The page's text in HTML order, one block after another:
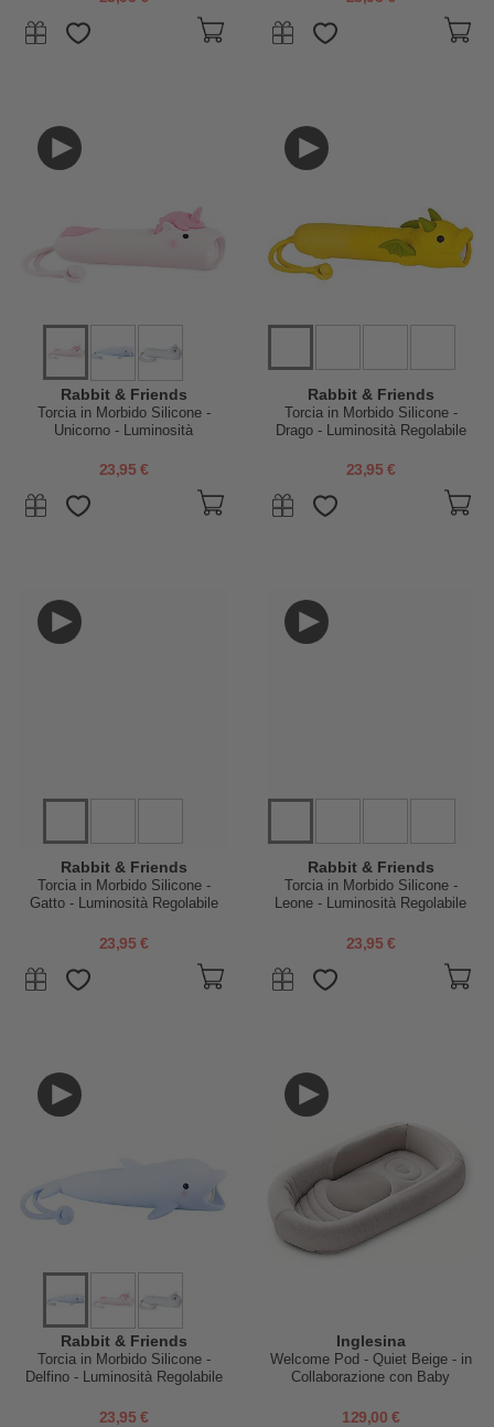
Rabbit & Friends
Torcia in Morbido Silicone -
Unicorno - Luminosità
23,95 €
Rabbit & Friends
Torcia in Morbido Silicone -
Drago - Luminosità Regolabile
23,95 €
Rabbit & Friends
Torcia in Morbido Silicone -
Gatto - Luminosità Regolabile
23,95 €
Rabbit & Friends
Torcia in Morbido Silicone -
Leone - Luminosità Regolabile
23,95 €
Rabbit & Friends
Torcia in Morbido Silicone -
Delfino - Luminosità Regolabile
23,95 €
Inglesina
Welcome Pod - Quiet Beige - in
Collaborazione con Baby
129,00 €